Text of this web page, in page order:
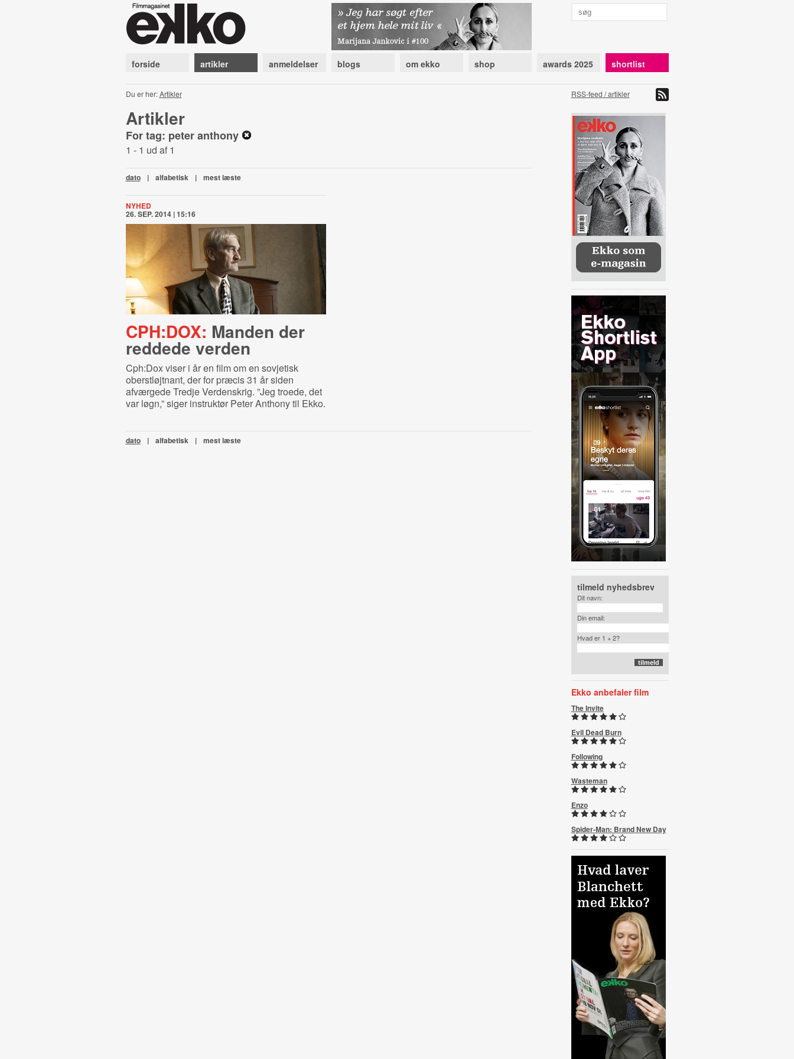
forside artikler anmeldelser blogs om ekko shop awards 2025 shortlist
Du er her:Artikler RSS-feed / artikler
Artikler
For tag: peter anthony
1 - 1 ud af 1
dato | alfabetisk | mest læste
NYHED
26. SEP. 2014 | 15:16
CPH:DOX: Manden der
reddede verden
Cph:Dox viser i år en film om en sovjetisk
oberstløjtnant, der for præcis 31 år siden
afværgede Tredje Verdenskrig. ”Jeg troede, det
var løgn,” siger instruktør Peter Anthony til Ekko.
dato | alfabetisk | mest læste
tilmeld nyhedsbrev
Dit navn:
Din email:
Hvad er 1 + 2?
Ekko anbefaler film
The Invite
Evil Dead Burn
Following
Wasteman
Enzo
Spider-Man: Brand New Day